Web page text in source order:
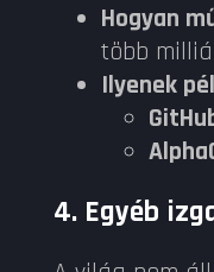
Hogyan
több
Ilyenek
4. Egyéb